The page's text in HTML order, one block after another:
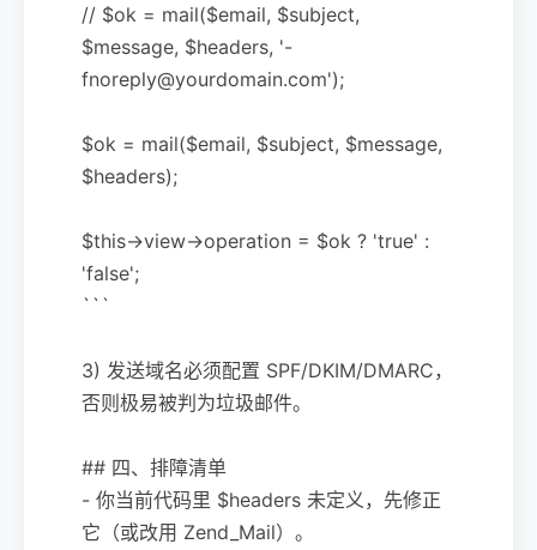
// $ok = mail($email, $subject,
$message, $headers, '-
fnoreply@yourdomain.com');
$ok = mail($email, $subject, $message,
$headers);
$this->view->operation = $ok ? 'true' :
'false';
```
3) 发送域名必须配置 SPF/DKIM/DMARC，
否则极易被判为垃圾邮件。
## 四、排障清单
- 你当前代码里 $headers 未定义，先修正
它（或改用 Zend_Mail）。